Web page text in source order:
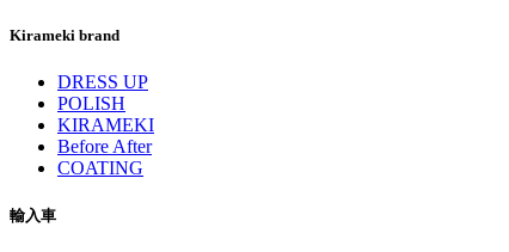
Kirameki brand
DRESS UP
POLISH
KIRAMEKI
Before After
COATING
輸入車